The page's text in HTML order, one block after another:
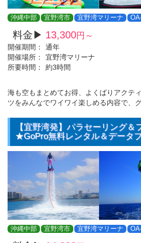
沖縄中部 宜野湾市 宜野湾マリーナ
料金▶ 13,300円～
開催期間：
通年
開催場所：
宜野湾マリーナ
所要時間：
約3時間
海も空もまとめてお得、よくばりアクテ
ツをみんなでワイワイ楽しめる内容で、
【宜野湾発】パラセーリング
★GoPro無料レンタル＆データ
沖縄中部 宜野湾市 宜野湾マリーナ